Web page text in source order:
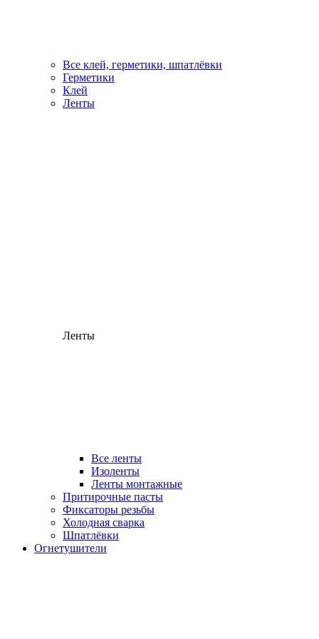
Все клей, герметики, шпатлёвки
Герметики
Клей
Ленты
Ленты
Все ленты
Изоленты
Ленты монтажные
Притирочные пасты
Фиксаторы резьбы
Холодная сварка
Шпатлёвки
Огнетушители